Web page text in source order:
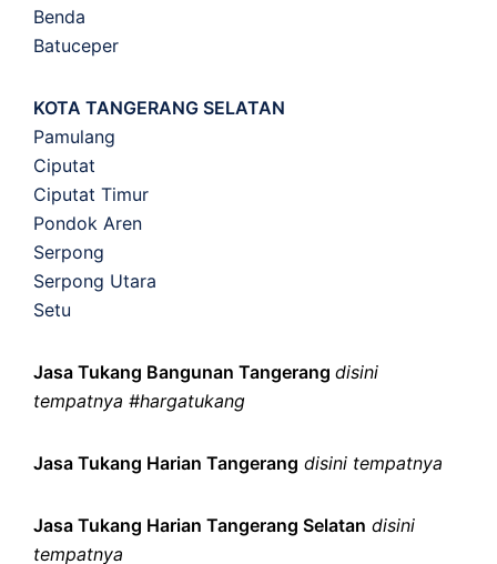
Benda
Batuceper
KOTA TANGERANG SELATAN
Pamulang
Ciputat
Ciputat Timur
Pondok Aren
Serpong
Serpong Utara
Setu
Jasa Tukang Bangunan Tangerang disini
tempatnya #hargatukang
Jasa Tukang Harian Tangerang disini tempatnya
Jasa Tukang Harian Tangerang Selatan disini
tempatnya